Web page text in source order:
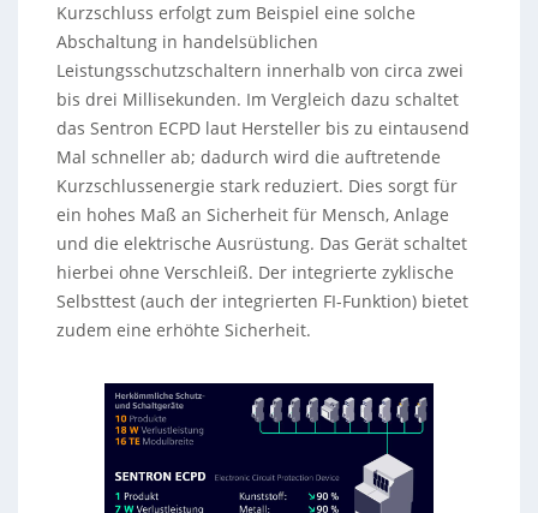
Kurzschluss erfolgt zum Beispiel eine solche
Abschaltung in handelsüblichen
Leistungsschutzschaltern innerhalb von circa zwei
bis drei Millisekunden. Im Vergleich dazu schaltet
das Sentron ECPD laut Hersteller bis zu eintausend
Mal schneller ab; dadurch wird die auftretende
Kurzschlussenergie stark reduziert. Dies sorgt für
ein hohes Maß an Sicherheit für Mensch, Anlage
und die elektrische Ausrüstung. Das Gerät schaltet
hierbei ohne Verschleiß. Der integrierte zyklische
Selbsttest (auch der integrierten FI-Funktion) bietet
zudem eine erhöhte Sicherheit.